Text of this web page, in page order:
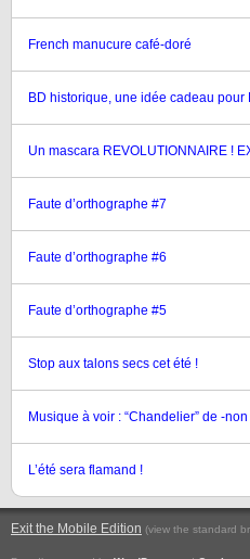
French manucure café-doré
BD historique, une idée cadeau pour
Un mascara REVOLUTIONNAIRE !
Faute d’orthographe #7
Faute d’orthographe #6
Faute d’orthographe #5
Stop aux talons secs cet été !
Musique à voir : “Chandelier” de -
L’été sera flamand !
Exit the Mobile Edition (view the standard